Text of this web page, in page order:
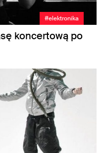
#elektronika
koncertową po